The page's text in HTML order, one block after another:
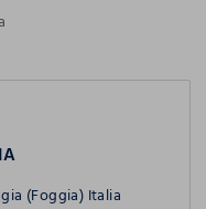
(Foggia) Italia